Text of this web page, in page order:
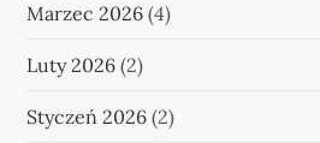
Marzec 2026 (4)
Luty 2026 (2)
Styczeń 2026 (2)